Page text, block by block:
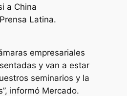
a China
Latina.
empresariales
y van a estar
seminarios y la
informó Mercado.